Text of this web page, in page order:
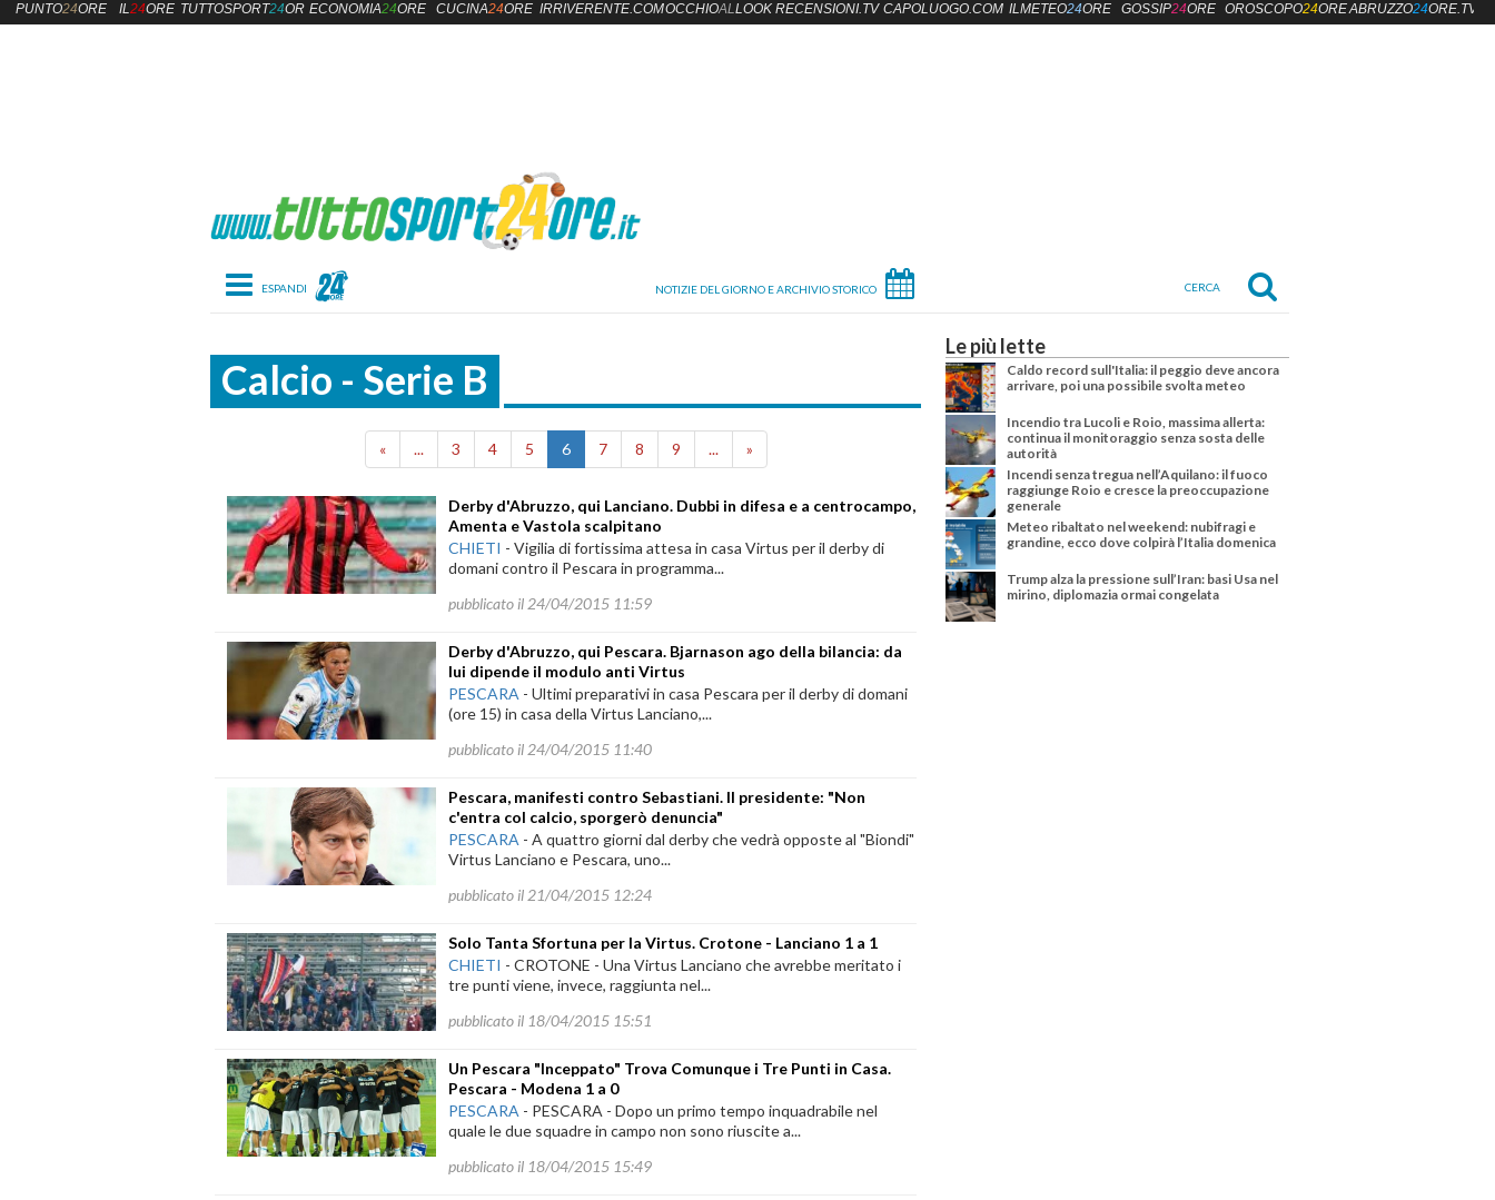
Toggle navigation
Calcio - Serie B
« ... 3 4 5 6 7 8 9 ... »
Derby d'Abruzzo, qui Lanciano. Dubbi in difesa e a centrocampo,
Amenta e Vastola scalpitano
CHIETI - Vigilia di fortissima attesa in casa Virtus per il derby di
domani contro il Pescara in programma...
pubblicato il 24/04/2015 11:59
Derby d'Abruzzo, qui Pescara. Bjarnason ago della bilancia: da
lui dipende il modulo anti Virtus
PESCARA - Ultimi preparativi in casa Pescara per il derby di domani
(ore 15) in casa della Virtus Lanciano,...
pubblicato il 24/04/2015 11:40
Pescara, manifesti contro Sebastiani. Il presidente: "Non
c'entra col calcio, sporgerò denuncia"
PESCARA - A quattro giorni dal derby che vedrà opposte al "Biondi"
Virtus Lanciano e Pescara, uno...
pubblicato il 21/04/2015 12:24
Solo Tanta Sfortuna per la Virtus. Crotone - Lanciano 1 a 1
CHIETI - CROTONE - Una Virtus Lanciano che avrebbe meritato i
tre punti viene, invece, raggiunta nel...
pubblicato il 18/04/2015 15:51
Un Pescara "Inceppato" Trova Comunque i Tre Punti in Casa.
Pescara - Modena 1 a 0
PESCARA - PESCARA - Dopo un primo tempo inquadrabile nel
quale le due squadre in campo non sono riuscite a...
pubblicato il 18/04/2015 15:49
Le più lette
Caldo record sull'Italia: il peggio deve ancora
arrivare, poi una possibile svolta meteo
Incendio tra Lucoli e Roio, massima allerta:
continua il monitoraggio senza sosta delle
autorità
Incendi senza tregua nell’Aquilano: il fuoco
raggiunge Roio e cresce la preoccupazione
generale
Meteo ribaltato nel weekend: nubifragi e
grandine, ecco dove colpirà l’Italia domenica
Trump alza la pressione sull’Iran: basi Usa nel
mirino, diplomazia ormai congelata
PUNTO24ORE IL24ORE TUTTOSPORT24OREECONOMIA24ORE CUCINA24ORE IRRIVERENTE.COMOCCHIOALLOOK RECENSIONI.TV CAPOLUOGO.COM ILMETEO24ORE GOSSIP24ORE OROSCOPO24OREABRUZZO24ORE.TV